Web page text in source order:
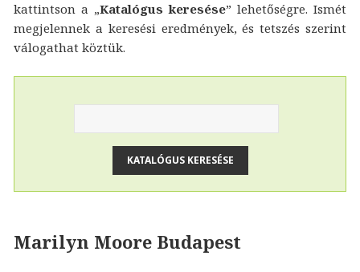
kattintson a „Katalógus keresése” lehetőségre. Ismét
megjelennek a keresési eredmények, és tetszés szerint
válogathat köztük.
Marilyn Moore Budapest